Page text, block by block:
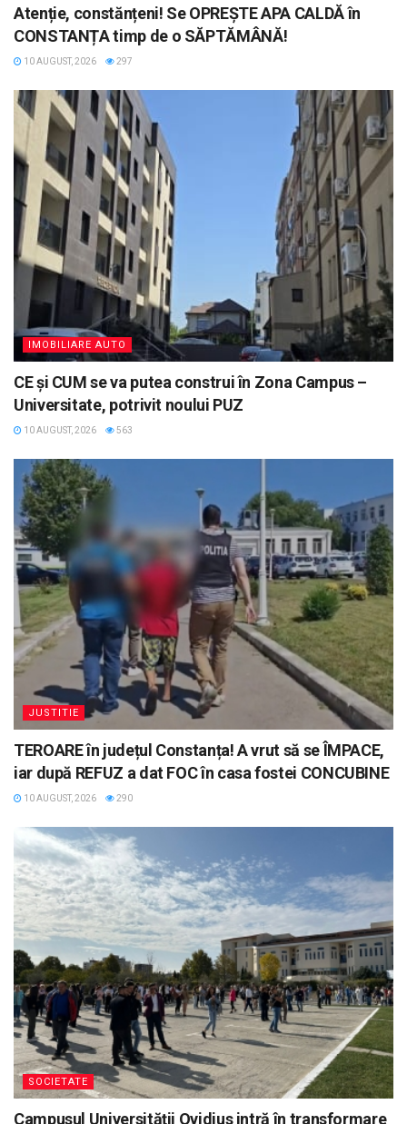
Atenție, constănțeni! Se OPREȘTE APA CALDĂ în
CONSTANȚA timp de o SĂPTĂMÂNĂ!
10 AUGUST, 2026 297
IMOBILIARE AUTO
CE și CUM se va putea construi în Zona Campus –
Universitate, potrivit noului PUZ
10 AUGUST, 2026 563
JUSTITIE
TEROARE în județul Constanța! A vrut să se ÎMPACE,
iar după REFUZ a dat FOC în casa fostei CONCUBINE
10 AUGUST, 2026 290
SOCIETATE
Campusul Universității Ovidius intră în transformare